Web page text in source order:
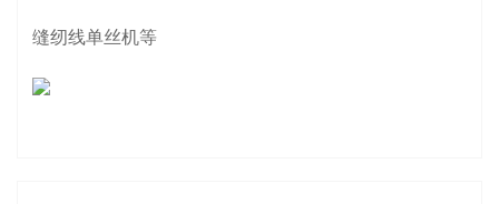
缝纫线单丝机等